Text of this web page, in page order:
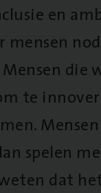
en
mensen
te
spelen
dat